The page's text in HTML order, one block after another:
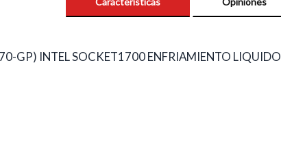
GP) INTEL SOCKET1700 ENFRIAMIENTO LIQUIDO